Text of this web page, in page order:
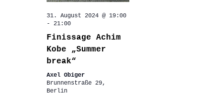
31. August 2024 @ 19:00
- 21:00
Finissage Achim
Kobe „Summer
break“
Axel Obiger
Brunnenstraße 29,
Berlin